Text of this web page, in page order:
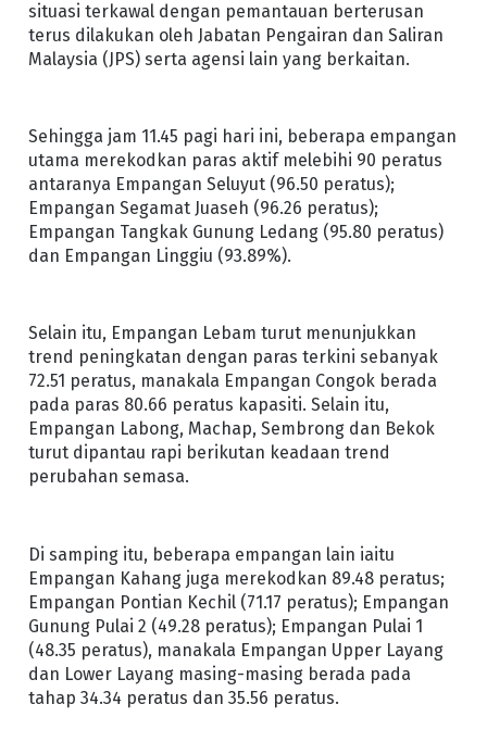
situasi terkawal dengan pemantauan berterusan
terus dilakukan oleh Jabatan Pengairan dan Saliran
Malaysia (JPS) serta agensi lain yang berkaitan.
Sehingga jam 11.45 pagi hari ini, beberapa empangan
utama merekodkan paras aktif melebihi 90 peratus
antaranya Empangan Seluyut (96.50 peratus);
Empangan Segamat Juaseh (96.26 peratus);
Empangan Tangkak Gunung Ledang (95.80 peratus)
dan Empangan Linggiu (93.89%).
Selain itu, Empangan Lebam turut menunjukkan
trend peningkatan dengan paras terkini sebanyak
72.51 peratus, manakala Empangan Congok berada
pada paras 80.66 peratus kapasiti. Selain itu,
Empangan Labong, Machap, Sembrong dan Bekok
turut dipantau rapi berikutan keadaan trend
perubahan semasa.
Di samping itu, beberapa empangan lain iaitu
Empangan Kahang juga merekodkan 89.48 peratus;
Empangan Pontian Kechil (71.17 peratus); Empangan
Gunung Pulai 2 (49.28 peratus); Empangan Pulai 1
(48.35 peratus), manakala Empangan Upper Layang
dan Lower Layang masing-masing berada pada
tahap 34.34 peratus dan 35.56 peratus.